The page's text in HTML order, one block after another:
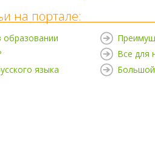
на портале:
образовании
языка
Все для
Большой